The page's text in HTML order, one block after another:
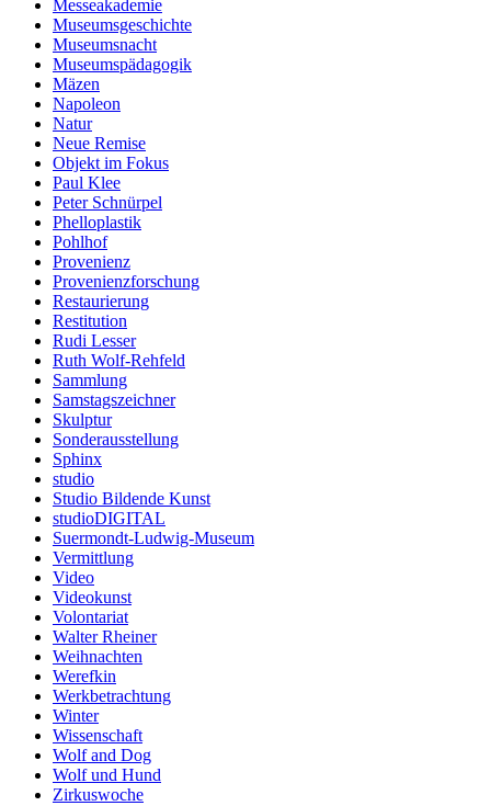
Messeakademie
Museumsgeschichte
Museumsnacht
Museumspädagogik
Mäzen
Napoleon
Natur
Neue Remise
Objekt im Fokus
Paul Klee
Peter Schnürpel
Phelloplastik
Pohlhof
Provenienz
Provenienzforschung
Restaurierung
Restitution
Rudi Lesser
Ruth Wolf-Rehfeld
Sammlung
Samstagszeichner
Skulptur
Sonderausstellung
Sphinx
studio
Studio Bildende Kunst
studioDIGITAL
Suermondt-Ludwig-Museum
Vermittlung
Video
Videokunst
Volontariat
Walter Rheiner
Weihnachten
Werefkin
Werkbetrachtung
Winter
Wissenschaft
Wolf and Dog
Wolf und Hund
Zirkuswoche